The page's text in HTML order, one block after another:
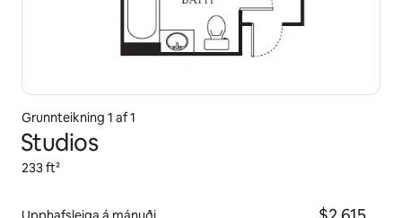
Grunnteikning 1 af 1
Studios
233 ft²